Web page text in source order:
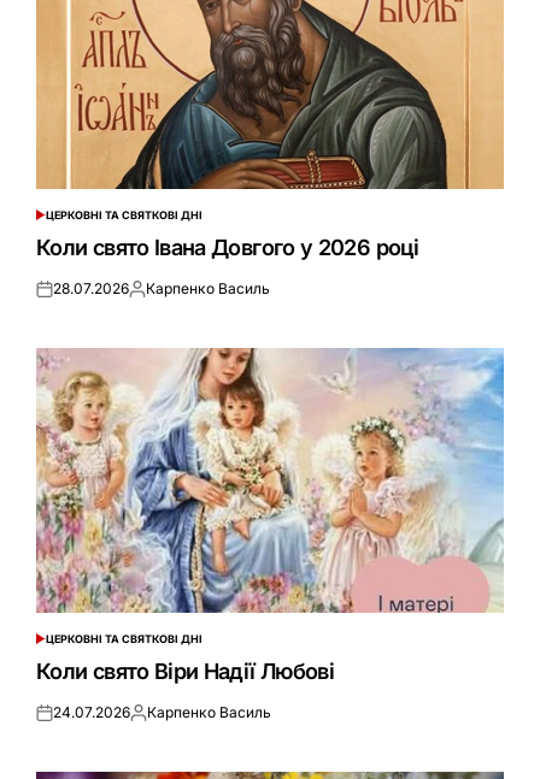
ОПУБЛІКУВАТИ
У
ЦЕРКОВНІ ТА СВЯТКОВІ ДНІ
Коли свято Івана Довгого у 2026 році
Оприлюднено
28.07.2026Опубліковано
Карпенко Василь
ОПУБЛІКУВАТИ
У
ЦЕРКОВНІ ТА СВЯТКОВІ ДНІ
Коли свято Віри Надії Любові
Оприлюднено
24.07.2026Опубліковано
Карпенко Василь